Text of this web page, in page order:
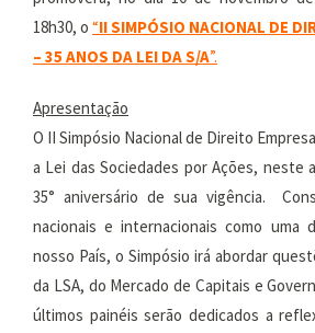
18h30, o “II SIMPÓSIO NACIONAL DE
– 35 ANOS DA LEI DA S/A”.
Apresentação
O II Simpósio Nacional de Direito
a Lei das Sociedades por Ações, neste
35° aniversário de sua vigência.
nacionais e internacionais como uma
nosso País, o Simpósio irá abordar
da LSA, do Mercado de Capitais e
últimos painéis serão dedicados a